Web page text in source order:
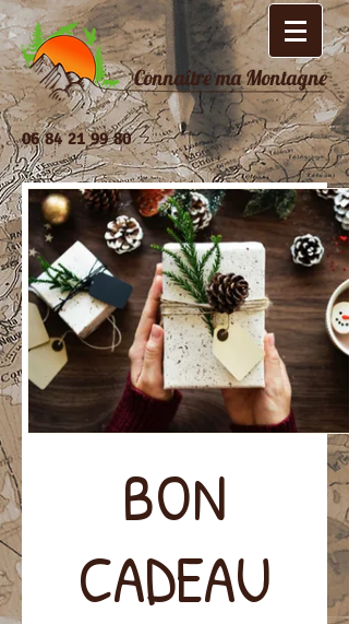
Connaître ma Montagne
06 84 21 99 80
BON
CADEAU